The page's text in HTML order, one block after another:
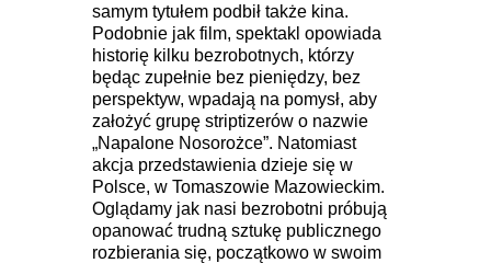
samym tytułem podbił także kina.
Podobnie jak film, spektakl opowiada
historię kilku bezrobotnych, którzy
będąc zupełnie bez pieniędzy, bez
perspektyw, wpadają na pomysł, aby
założyć grupę striptizerów o nazwie
„Napalone Nosorożce”. Natomiast
akcja przedstawienia dzieje się w
Polsce, w Tomaszowie Mazowieckim.
Oglądamy jak nasi bezrobotni próbują
opanować trudną sztukę publicznego
rozbierania się, początkowo w swoim